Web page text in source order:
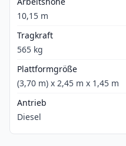
10,15 m
Tragkraft
565 kg
Plattformgröße
(3,70 m) x 2,45 m x 1,45 m
Antrieb
Diesel